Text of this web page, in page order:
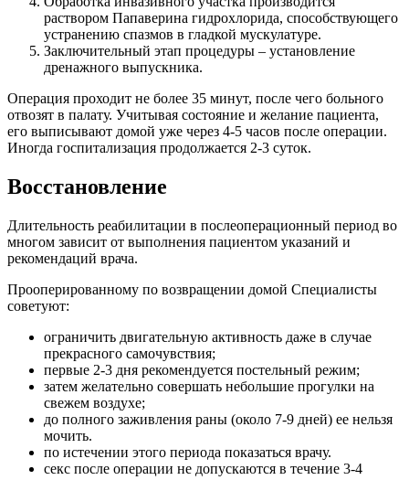
раствором Папаверина гидрохлорида, способствующего
устранению спазмов в гладкой мускулатуре.
Заключительный этап процедуры – установление
дренажного выпускника.
Операция проходит не более 35 минут, после чего больного
отвозят в палату. Учитывая состояние и желание пациента,
его выписывают домой уже через 4-5 часов после операции.
Иногда госпитализация продолжается 2-3 суток.
Восстановление
Длительность реабилитации в послеоперационный период во
многом зависит от выполнения пациентом указаний и
рекомендаций врача.
Прооперированному по возвращении домой Специалисты
советуют:
ограничить двигательную активность даже в случае
прекрасного самочувствия;
первые 2-3 дня рекомендуется постельный режим;
затем желательно совершать небольшие прогулки на
свежем воздухе;
до полного заживления раны (около 7-9 дней) ее нельзя
мочить.
по истечении этого периода показаться врачу.
секс после операции не допускаются в течение 3-4